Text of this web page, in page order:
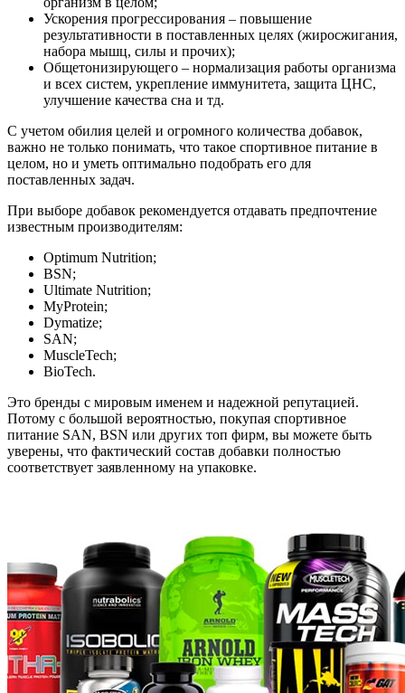
Ускорения прогрессирования – повышение
результативности в поставленных целях (жиросжигания,
набора мышц, силы и прочих);
Общетонизирующего – нормализация работы организма
и всех систем, укрепление иммунитета, защита ЦНС,
улучшение качества сна и тд.
С учетом обилия целей и огромного количества добавок,
важно не только понимать, что такое спортивное питание в
целом, но и уметь оптимально подобрать его для
поставленных задач.
При выборе добавок рекомендуется отдавать предпочтение
известным производителям:
Optimum Nutrition;
BSN;
Ultimate Nutrition;
MyProtein;
Dymatize;
SAN;
MuscleTech;
BioTech.
Это бренды с мировым именем и надежной репутацией.
Потому с большой вероятностью, покупая спортивное
питание SAN, BSN или других топ фирм, вы можете быть
уверены, что фактический состав добавки полностью
соответствует заявленному на упаковке.